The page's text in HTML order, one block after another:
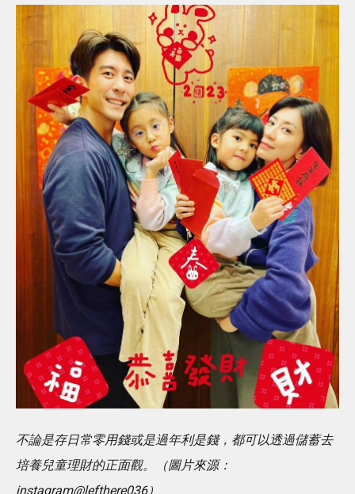
不論是存日常零用錢或是過年利是錢，都可以透過儲蓄去
培養兒童理財的正面觀。（圖片來源：
instagram@lefthere036）